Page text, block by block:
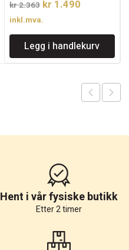
kr2.363 Opprinnelig
pris
var:
kr 2.363.
kr 1.490
er:
kr 1.490.
inkl.mva.
Legg i handlekurv
Hent i vår fysiske butikk
Etter 2 timer